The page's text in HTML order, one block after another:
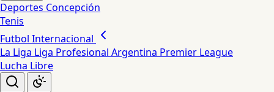
Deportes Concepción
Tenis
Futbol Internacional
La Liga Liga Profesional Argentina Premier League
Lucha Libre